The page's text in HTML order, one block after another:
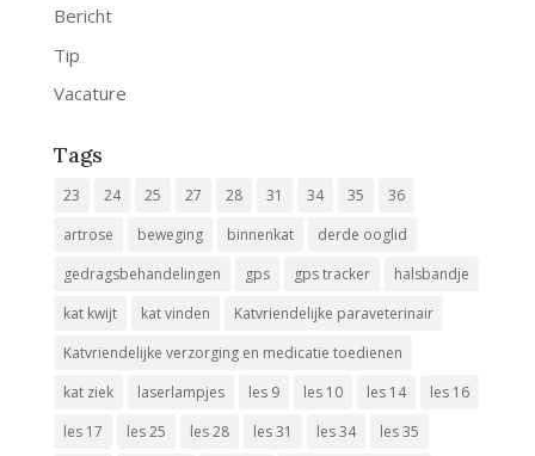
Bericht
Tip
Vacature
Tags
23 24 25 27 28 31 34 35
36
artrose
beweging binnenkat
derde ooglid
gedragsbehandelingen
gps gps tracker
halsbandje
kat kwijt
kat vinden
Katvriendelijke paraveterinair
Katvriendelijke verzorging en medicatie toedienen
kat ziek
laserlampjes les 9 les 10 les 14
les 16
les 17
les 25 les 28 les 31 les 34
les 35